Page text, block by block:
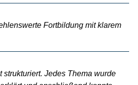
Fortbildung mit klarem
strukturiert. Jedes Thema wurde